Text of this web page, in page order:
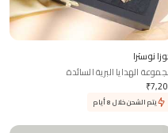
نوسترا
الهدايا البرية السائدة
₹
يتم الشحن خلال 8 أيام